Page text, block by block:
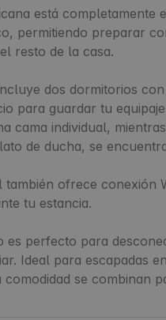
está completamente
permitiendo preparar
resto de la casa.
dos dormitorios
para guardar tu
cama individual,
de ducha, se
también ofrece conexión
tu estancia.
es perfecto para
Ideal para escapadas
comodidad se combinan